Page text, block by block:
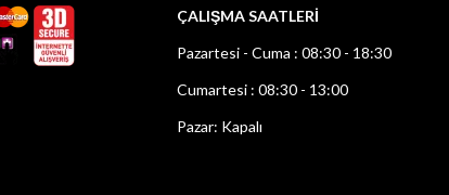
ÇALIŞMA SAATLERİ
Pazartesi - Cuma : 08:30 - 18:30
Cumartesi : 08:30 - 13:00
Pazar: Kapalı